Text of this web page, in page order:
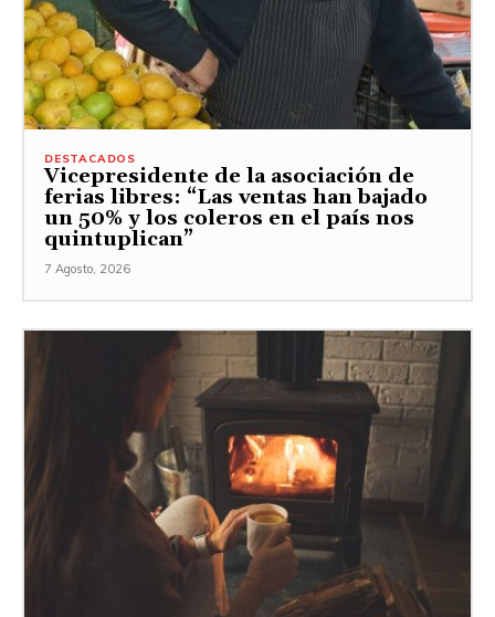
DESTACADOS
Vicepresidente de la asociación de
ferias libres: “Las ventas han bajado
un 50% y los coleros en el país nos
quintuplican”
7 Agosto, 2026